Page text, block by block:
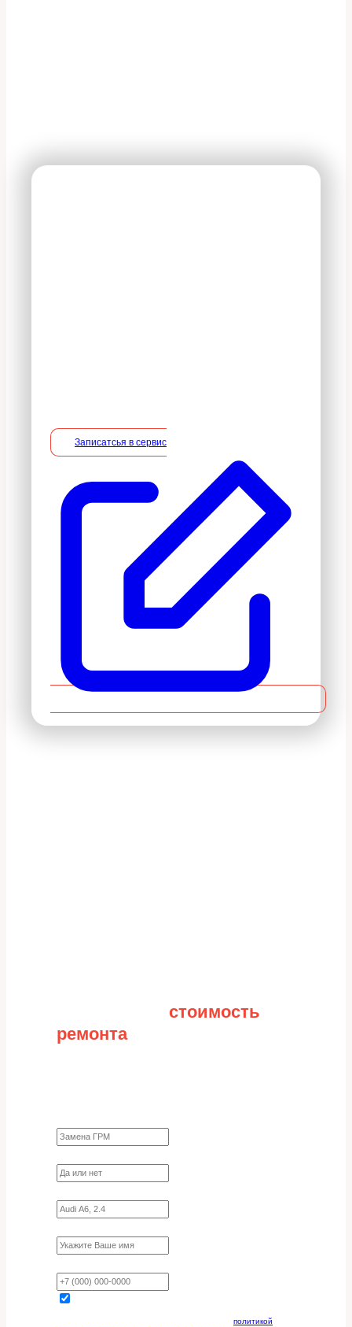
Записатсья в сервис
стоимость
ремонта
политикой